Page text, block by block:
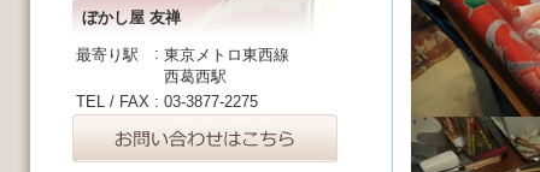
ぼかし屋 友禅
最寄り駅 : 東京メトロ東西線
西葛西駅
TEL / FAX : 03-3877-2275